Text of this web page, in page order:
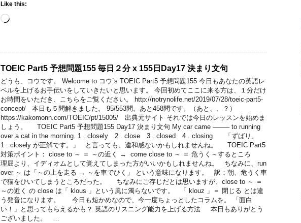
Like this:
Loading…
TOEIC Part5 予想問題155 毎日２分 x 155日Day17 決まり文句
どうも、コウです。 Welcome to コウ`s TOEIC Part5 予想問題155 今日もあなたの英語レ
ベルを上げるお手伝いをしていきたいと思います。 今回初めてここに来る方は、１分だけ
お時間をいただき、こちらをご覧ください。 http://notrynolife.net/2019/07/28/toeic-part5-
concept/ 本日も５問解きました。 95/553問。あと458問です。（あと、、？）
https://kakomonn.com/TOEIC/pt/15005/ 出典元サイト それでは今日のレッスンを始めま
しょう。 TOEIC Part5 予想問題155 Day17 決まり文句 My car came ——– to running
over a cat in the morning. 1 . closely 2 . close 3 . closed 4 . closing 「ずばり、
1 . closely が正解です。」 と言っても、違和感ないかもしれませんね。 TOEIC Part5
対策ポイント： close to ～ ＝ ～の近く → come close to ～ ＝ 危うく～するところ
理屈より、イディオムとして覚えてしまった方がいいかもしれませんね。 ちなみに、run
over ～ は「～の上を走る → ～を車でひく」 という意味になります。 訳：朝、危うく車
で猫をひいてしまうところだった。 ちなみにご存じだとは思いますが、close to ～ ＝
～の近く の close は「 klous 」という風に濁らないです。 「 klouz 」＝ 閉じる とは違
う発音になります。 今日も短かめなので、今一度ちょっとしたコラムを。 「面白
い！」と思ってもらえるかも？ 英語のリスニング能力を上げる方法 本日もありがとう
ございました。 …